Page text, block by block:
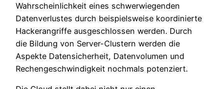
Wahrscheinlichkeit eines schwerwiegenden
Datenverlustes durch beispielsweise koordinierte
Hackerangriffe ausgeschlossen werden. Durch
die Bildung von Server-Clustern werden die
Aspekte Datensicherheit, Datenvolumen und
Rechengeschwindigkeit nochmals potenziert.